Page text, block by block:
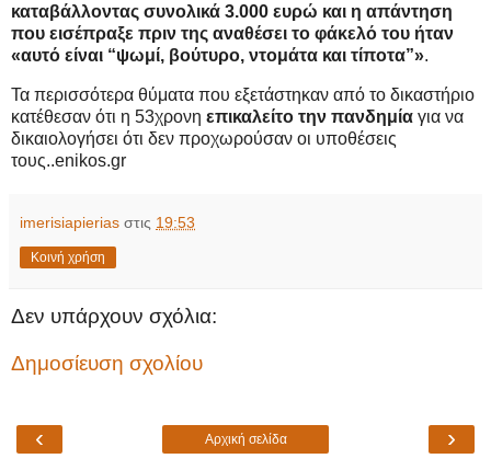
καταβάλλοντας συνολικά 3.000 ευρώ και η απάντηση
που εισέπραξε πριν της αναθέσει το φάκελό του ήταν
«αυτό είναι “ψωμί, βούτυρο, ντομάτα και τίποτα”».
Τα περισσότερα θύματα που εξετάστηκαν από το δικαστήριο
κατέθεσαν ότι η 53χρονη επικαλείτο την πανδημία για να
δικαιολογήσει ότι δεν προχωρούσαν οι υποθέσεις
τους..enikos.gr
imerisiapierias στις 19:53
Κοινή χρήση
Δεν υπάρχουν σχόλια:
Δημοσίευση σχολίου
‹ ›
Αρχική σελίδα